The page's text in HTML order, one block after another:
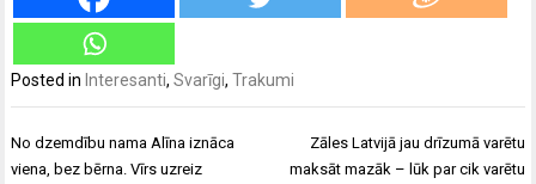
Posted in Interesanti,Svarīgi,Trakumi
Ziņu
izvēlne
No dzemdību nama Alīna iznāca
viena, bez bērna. Vīrs uzreiz
Zāles Latvijā jau drīzumā varētu
maksāt mazāk – lūk par cik varētu